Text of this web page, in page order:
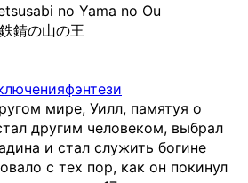
no Yama no Ou
錆の山の王
фэнтези
мире, Уилл, памятуя о
другим человеком, выбрал
и стал служить богине
с тех пор, как он покинул